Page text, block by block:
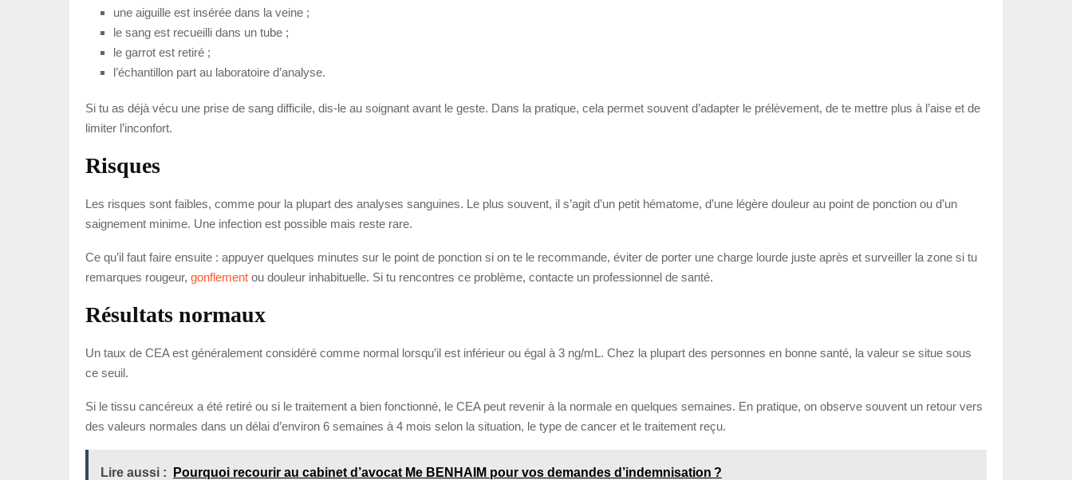
une aiguille est insérée dans la veine ;
le sang est recueilli dans un tube ;
le garrot est retiré ;
l’échantillon part au laboratoire d’analyse.
Si tu as déjà vécu une prise de sang difficile, dis-le au soignant avant le geste. Dans la pratique, cela permet souvent d’adapter le prélèvement, de te mettre plus à l’aise et de
limiter l’inconfort.
Risques
Les risques sont faibles, comme pour la plupart des analyses sanguines. Le plus souvent, il s’agit d’un petit hématome, d’une légère douleur au point de ponction ou d’un
saignement minime. Une infection est possible mais reste rare.
Ce qu’il faut faire ensuite : appuyer quelques minutes sur le point de ponction si on te le recommande, éviter de porter une charge lourde juste après et surveiller la zone si tu
remarques rougeur, gonflement ou douleur inhabituelle. Si tu rencontres ce problème, contacte un professionnel de santé.
Résultats normaux
Un taux de CEA est généralement considéré comme normal lorsqu’il est inférieur ou égal à 3 ng/mL. Chez la plupart des personnes en bonne santé, la valeur se situe sous
ce seuil.
Si le tissu cancéreux a été retiré ou si le traitement a bien fonctionné, le CEA peut revenir à la normale en quelques semaines. En pratique, on observe souvent un retour vers
des valeurs normales dans un délai d’environ 6 semaines à 4 mois selon la situation, le type de cancer et le traitement reçu.
Lire aussi : Pourquoi recourir au cabinet d’avocat Me BENHAIM pour vos demandes d’indemnisation ?